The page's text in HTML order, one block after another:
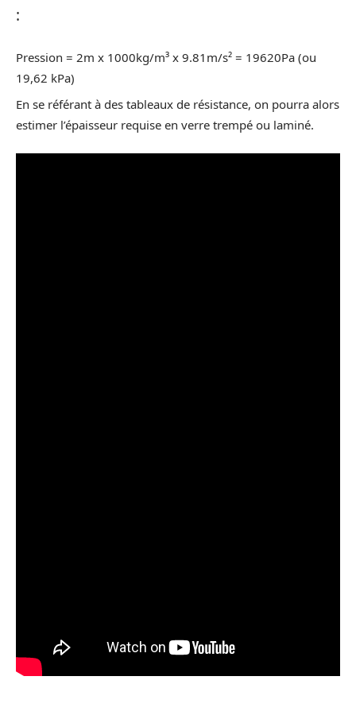
:
Pression = 2m x 1000kg/m³ x 9.81m/s² = 19620Pa (ou
19,62 kPa)
En se référant à des tableaux de résistance, on pourra alors
estimer l’épaisseur requise en verre trempé ou laminé.